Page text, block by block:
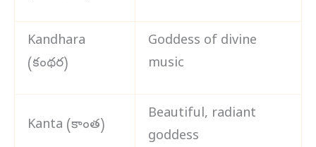
Kandhara
(కంథర)
Goddess of divine
music
Kanta (కాంత)
Beautiful, radiant
goddess